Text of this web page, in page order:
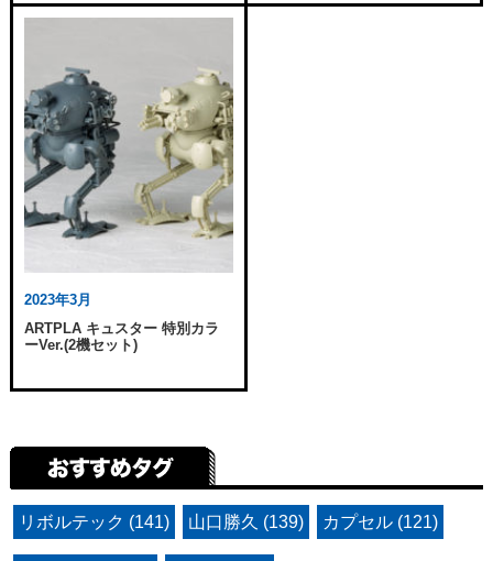
2023年3月
ARTPLA キュスター 特別カラ
ーVer.(2機セット)
リボルテック (141) 山口勝久 (139) カプセル (121)